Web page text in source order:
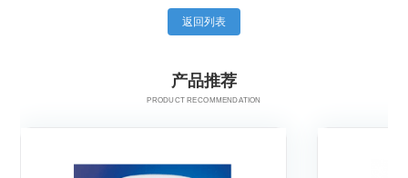
返回列表
产品推荐
PRODUCT RECOMMENDATION